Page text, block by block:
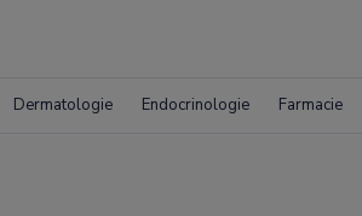
Dermatologie Endocrinologie Farmacie